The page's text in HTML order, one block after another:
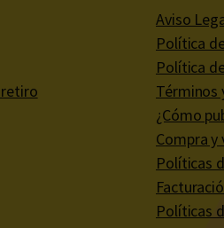
Aviso
Política
Política
Términos
¿Cómo
Compra y
Políticas
Políticas